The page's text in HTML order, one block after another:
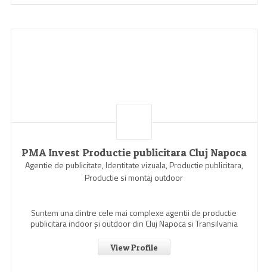
PMA Invest Productie publicitara Cluj Napoca
Agentie de publicitate, Identitate vizuala, Productie publicitara,
Productie si montaj outdoor
Suntem una dintre cele mai complexe agentii de productie
publicitara indoor şi outdoor din Cluj Napoca si Transilvania
View Profile